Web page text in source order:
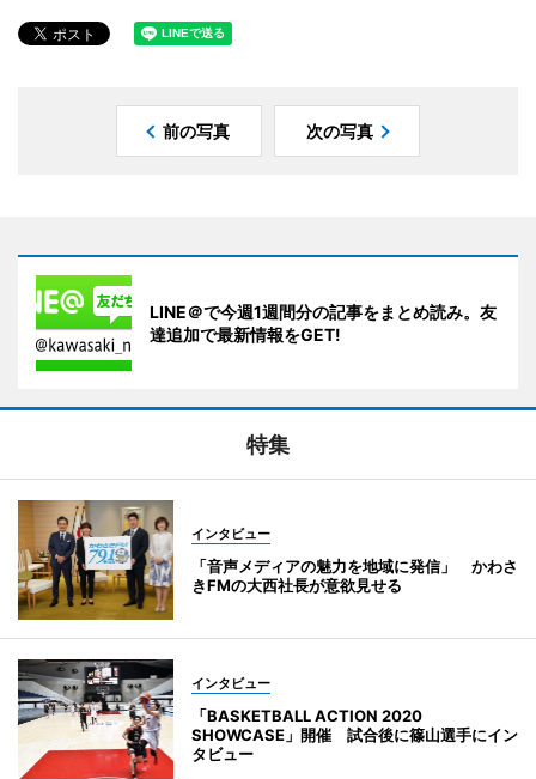
前の写真 次の写真
LINE＠で今週1週間分の記事をまとめ読み。友
達追加で最新情報をGET!
特集
インタビュー
「音声メディアの魅力を地域に発信」 かわさ
きFMの大西社長が意欲見せる
インタビュー
「BASKETBALL ACTION 2020
SHOWCASE」開催 試合後に篠山選手にイン
タビュー